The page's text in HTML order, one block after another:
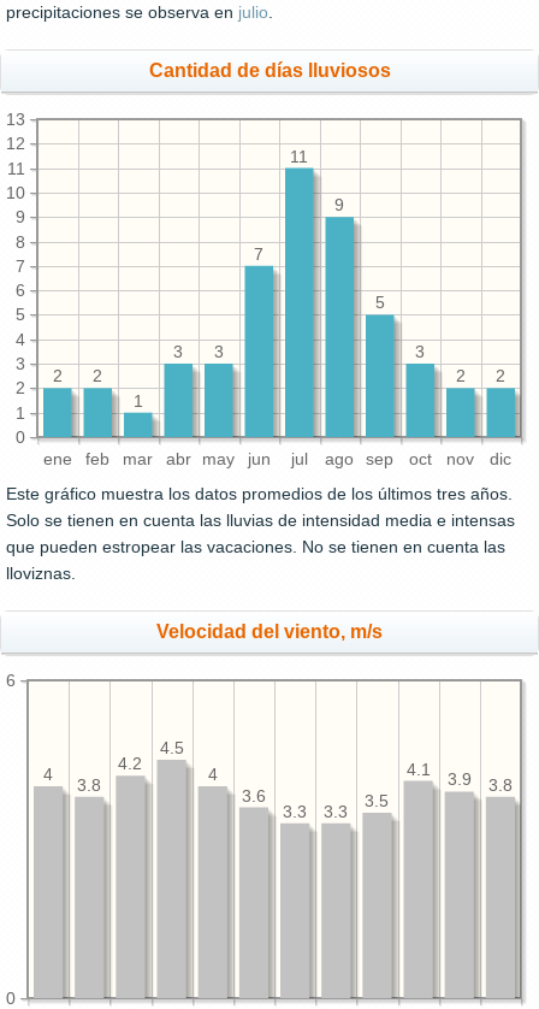
precipitaciones se observa en julio
Cantidad de días lluviosos
ene feb mar abr may jun jul ago sep oct nov dic
0
1
2
3
4
5
6
7
8
9
10
11
12
13
2
2
3
5
9
11
7
3
3
1
2
2
Este gráfico muestra los datos promedios de los últimos tres años.
Solo se tienen en cuenta las lluvias de intensidad media e intensas
que pueden estropear las vacaciones. No se tienen en cuenta las
lloviznas.
Velocidad del viento, m/s
0
6
3.8
3.9
4.1
3.5
3.3
3.3
3.6
4
4.5
4.2
3.8
4